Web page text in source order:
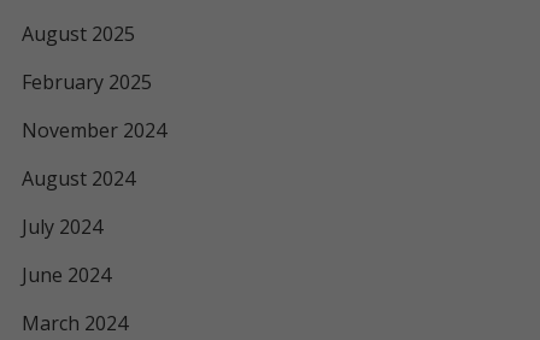
August 2025
February 2025
November 2024
August 2024
July 2024
June 2024
March 2024